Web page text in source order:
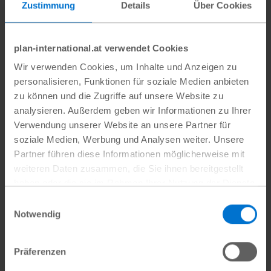
Zustimmung Details Über Cookies
plan-international.at verwendet Cookies
Wir verwenden Cookies, um Inhalte und Anzeigen zu
personalisieren, Funktionen für soziale Medien anbieten
zu können und die Zugriffe auf unsere Website zu
analysieren. Außerdem geben wir Informationen zu Ihrer
Verwendung unserer Website an unsere Partner für
soziale Medien, Werbung und Analysen weiter. Unsere
Partner führen diese Informationen möglicherweise mit
weiteren Daten zusammen, die Sie ihnen bereitgestellt
Datenschutz
Notwendig
Präferenzen
Herausforderungen bei
der Umsetzung
So simpel und nachvollziehbar sich das
anhören mag, so schwer ist dies in der Realität
umzusetzen. Denn sowohl die Ministerien als
auch die Akteure der humanitären Hilfe und
der Entwicklungszusammenarbeit befinden
sich nicht in einem Machtvakuum. Wer
Machtstrukturen in der Außenpolitik in Frage
stellt und in anderen Ländern für bestimmte
Werte einsteht, muss sich gleichermaßen
fragen, ob man diesen Werten selbst gerecht
wird. Dieser neue Ansatz wirft viele Fragen